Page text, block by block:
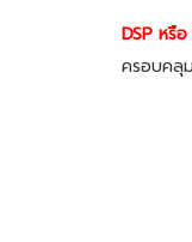
DSP หรื
ครอบคลุม